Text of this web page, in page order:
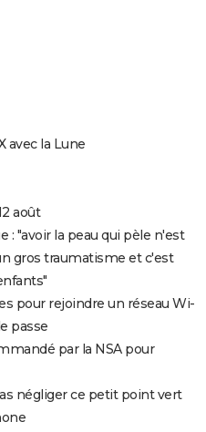
avec la Lune
août
: "avoir la peau qui pèle n'est
gros traumatisme et c'est
pour rejoindre un réseau Wi-
passe
par la NSA pour
négliger ce petit point vert